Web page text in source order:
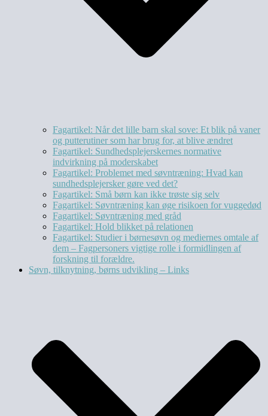
Fagartikel: Når det lille barn skal sove: Et blik på vaner
og putterutiner som har brug for, at blive ændret
Fagartikel: Sundhedsplejerskernes normative
indvirkning på moderskabet
Fagartikel: Problemet med søvntræning: Hvad kan
sundhedsplejersker gøre ved det?
Fagartikel: Små børn kan ikke trøste sig selv
Fagartikel: Søvntræning kan øge risikoen for vuggedød
Fagartikel: Søvntræning med gråd
Fagartikel: Hold blikket på relationen
Fagartikel: Studier i børnesøvn og mediernes omtale af
dem – Fagpersoners vigtige rolle i formidlingen af
forskning til forældre.
Søvn, tilknytning, børns udvikling – Links